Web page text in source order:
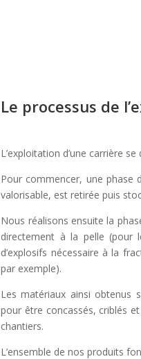
Le processus de
L’exploitation d’une carrière
Pour commencer, une phase
valorisable, est retirée puis
Nous réalisons ensuite la
directement à la pelle (pour
d’explosifs nécessaire à la
par exemple).
Les matériaux ainsi obtenus
pour être concassés, criblés
chantiers.
L’ensemble de nos produits